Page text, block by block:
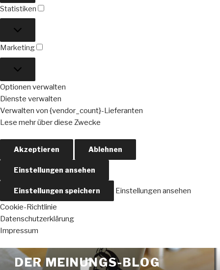
Statistiken
Marketing
Optionen verwalten
Dienste verwalten
Verwalten von {vendor_count}-Lieferanten
Lese mehr über diese Zwecke
Akzeptieren Ablehnen
Einstellungen ansehen
Einstellungen speichern
Einstellungen ansehen
Cookie-Richtlinie
Datenschutzerklärung
Impressum
Zum
InhaltDER MEINUNGS-BLOG